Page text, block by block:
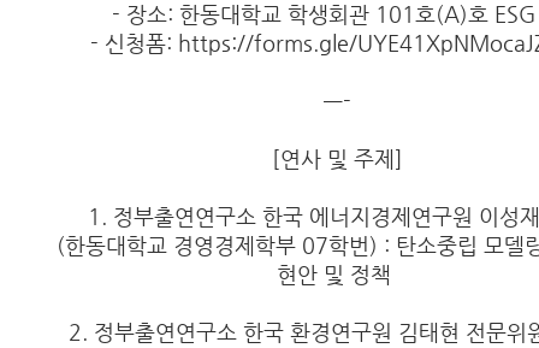
- 장소: 한동대학교 학생회관 101호(A)호
- 신청폼: https://forms.gle/
—-
[연사 및 주제]
1. 정부출연연구소 한국 에너지경제연구원 이성
(한동대학교 경영경제학부 07학번) : 탄소중립 모델
현안 및 정책
2. 정부출연연구소 한국 환경연구원 김태현 전문위